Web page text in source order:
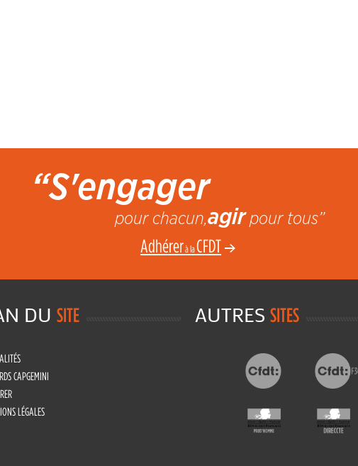
“S'engager
pour chacun,agirpour tous”
Adhérerà laCFDT
DU SITE
CAPGEMINI
LÉGALES
AUTRES SITES